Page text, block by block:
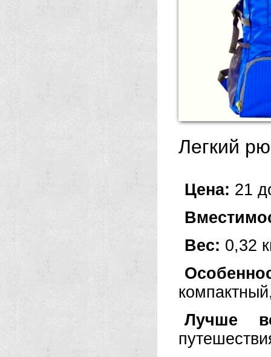
Легкий
Цена: 21
Вес: 0,32
Лучше